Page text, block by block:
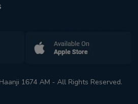
1674 AM - All Rights Reserved.